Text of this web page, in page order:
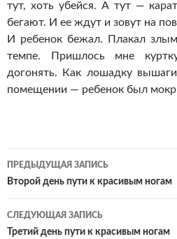
тут, хоть убейся. А тут —
бегают. И ее ждут и зовут на
И ребенок бежал. Плакал
темпе. Пришлось мне
догонять. Как лошадку
помещении — ребенок был
Навигация
по
записям
ПРЕДЫДУЩАЯ ЗАПИСЬ
Второй день пути к красивым ногам
СЛЕДУЮЩАЯ ЗАПИСЬ
Третий день пути к красивым ногам